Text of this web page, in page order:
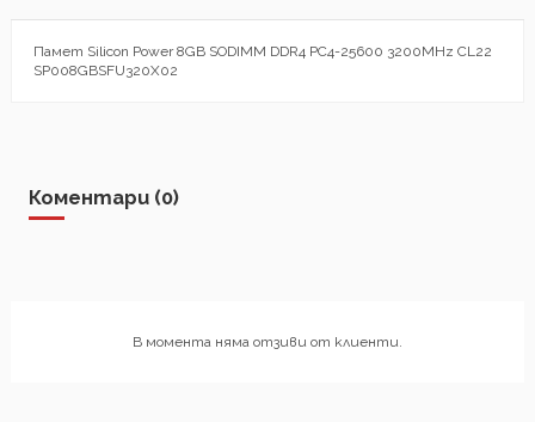
Памет Silicon Power 8GB SODIMM DDR4 PC4-25600 3200MHz CL22
SP008GBSFU320X02
Коментари (0)
В момента няма отзиви от клиенти.